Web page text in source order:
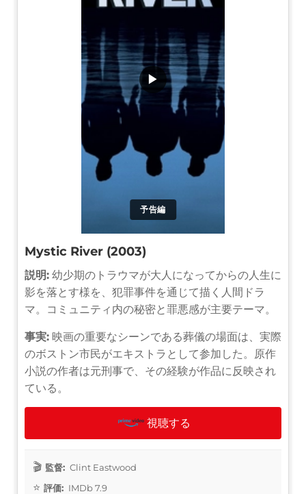
予告編
▶
Mystic River (2003)
説明: 幼少期のトラウマが大人になってからの人生に
影を落とす様を、犯罪事件を通じて描く人間ドラ
マ。コミュニティ内の秘密と罪悪感が主要テーマ。
事実: 映画の重要なシーンである葬儀の場面は、実際
のボストン市民がエキストラとして参加した。原作
小説の作者は元刑事で、その経験が作品に反映され
ている。
視聴する
監督: Clint Eastwood
評価: IMDb 7.9